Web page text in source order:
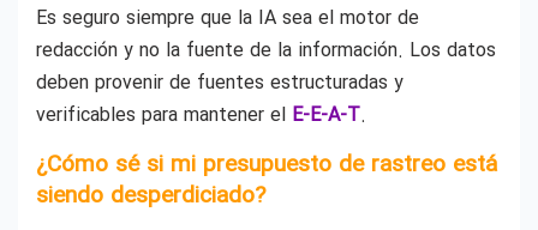
Es seguro siempre que la IA sea el motor de
redacción y no la fuente de la información. Los datos
deben provenir de fuentes estructuradas y
verificables para mantener el E-E-A-T.
¿Cómo sé si mi presupuesto de rastreo está
siendo desperdiciado?